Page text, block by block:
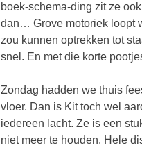
boek-schema-ding zit ze
dan… Grove motoriek loopt
zou kunnen optrekken tot
snel. En met die korte
Zondag hadden we thuis
vloer. Dan is Kit toch wel
iedereen lacht. Ze is een
niet meer te houden. Hele